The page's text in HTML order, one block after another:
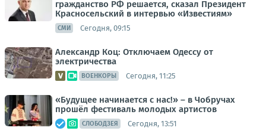
гражданство РФ решается, сказал Президент
Красносельский в интервью «Известиям»
СМИ Сегодня, 09:15
Александр Коц: Отключаем Одессу от
электричества
ВОЕНКОРЫ Сегодня, 11:25
«Будущее начинается с нас!» – в Чобручах
прошёл фестиваль молодых артистов
СЛОБОДЗЕЯ Сегодня, 13:51